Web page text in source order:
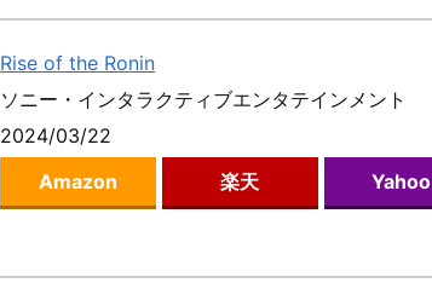
Rise of the Ronin
ソニー・インタラクティブエンタテインメント
2024/03/22
Amazon
楽天 Yahoo